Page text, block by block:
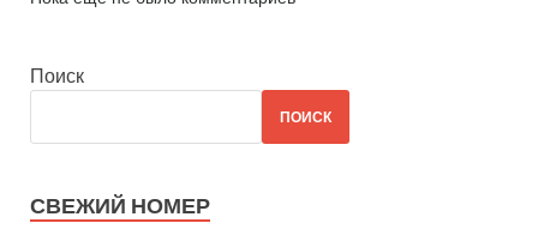
Поиск
ПОИСК
СВЕЖИЙ НОМЕР